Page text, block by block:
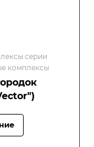
серии
комплексы